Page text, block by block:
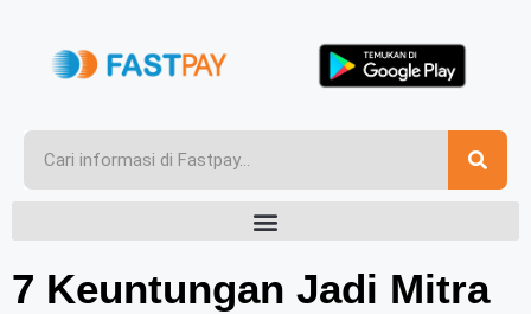
7 Keuntungan Jadi Mitra